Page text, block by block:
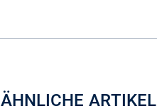
ÄHNLICHE ARTIKEL